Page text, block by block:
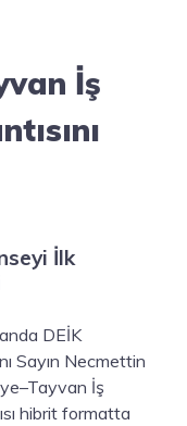
İş
İlk
DEİK
Sayın Necmettin
İş
hibrit formatta